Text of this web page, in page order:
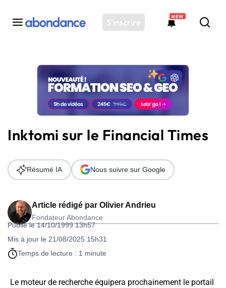
S'inscrire
NEW
Toutes les actus
Actus SEO
Plateforme
Solutions
Ressources
Audit SEO
Inktomi sur le Financial Times
Article rédigé par Olivier Andrieu
Fondateur Abondance
Publié le 14/10/1999 13h57
Mis à jour le 21/08/2025 15h31
Temps de lecture : 1 minute
Résumé IA Nous suivre sur Google
Le moteur de recherche équipera prochainement le portail